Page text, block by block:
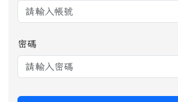
密碼